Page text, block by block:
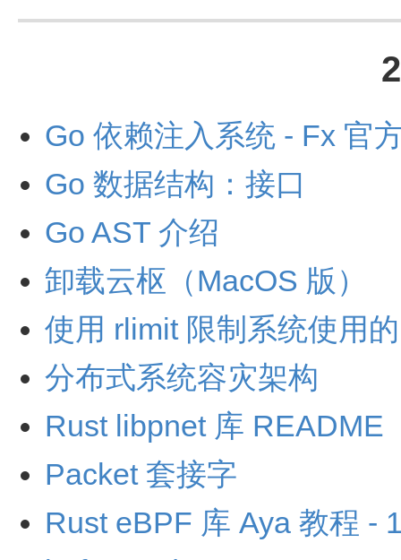
Go 依赖注入系统 - Fx 官
Go 数据结构：接口
Go AST 介绍
卸载云枢（MacOS 版）
使用 rlimit 限制系统使用
分布式系统容灾架构
Rust libpnet 库 README
Packet 套接字
Rust eBPF 库 Aya 教程 -